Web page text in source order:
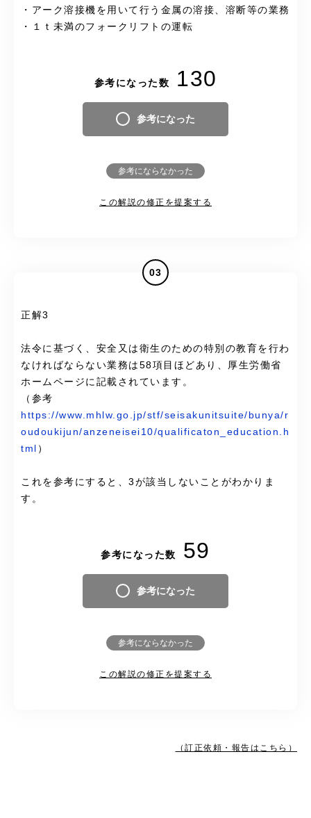
・アーク溶接機を用いて行う金属の溶接、溶断等の業務
・１ｔ未満のフォークリフトの運転
参考になった数 130
参考になった
参考にならなかった
この解説の修正を提案する
03
正解3
法令に基づく、安全又は衛生のための特別の教育を行わ
なければならない業務は58項目ほどあり、厚生労働省
ホームページに記載されています。
（参考
https://www.mhlw.go.jp/stf/seisakunitsuite/bunya/r
oudoukijun/anzeneisei10/qualificaton_education.h
tml ）
これを参考にすると、3が該当しないことがわかりま
す。
参考になった数 59
参考になった
参考にならなかった
この解説の修正を提案する
（訂正依頼・報告はこちら）